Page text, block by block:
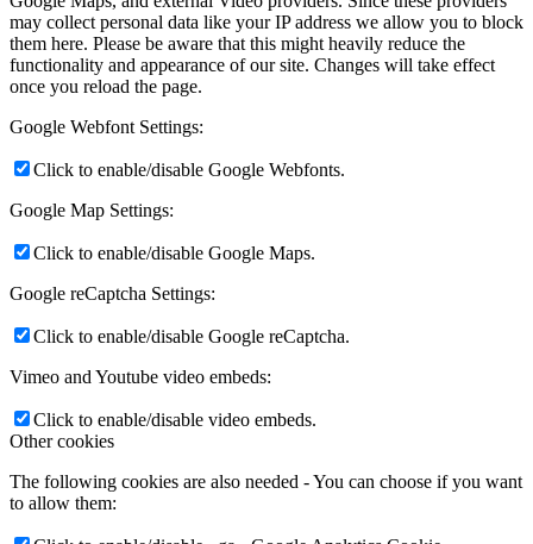
may collect personal data like your IP address we allow you to block
them here. Please be aware that this might heavily reduce the
functionality and appearance of our site. Changes will take effect
once you reload the page.
Google Webfont Settings:
Click to enable/disable Google Webfonts.
Google Map Settings:
Click to enable/disable Google Maps.
Google reCaptcha Settings:
Click to enable/disable Google reCaptcha.
Vimeo and Youtube video embeds:
Click to enable/disable video embeds.
Other cookies
The following cookies are also needed - You can choose if you want
to allow them: